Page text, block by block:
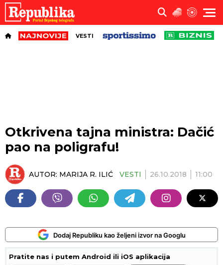
VESTI
Otkrivena tajna ministra: Dačić
pao na poligrafu!
AUTOR: MARIJA R. ILIĆ VESTI 26.10.2018 11:00
Dodaj Republiku kao željeni izvor na Googlu
Pratite nas i putem Android ili iOS aplikacija